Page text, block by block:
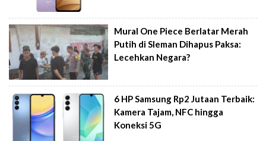
Mural One Piece Berlatar Merah
Putih di Sleman Dihapus Paksa:
Lecehkan Negara?
6 HP Samsung Rp2 Jutaan Terbaik:
Kamera Tajam, NFC hingga
Koneksi 5G